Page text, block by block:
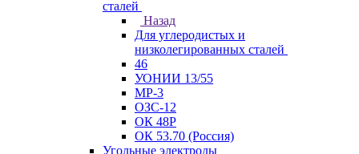
сталей
Назад
Для углеродистых и
низколегированных сталей
46
УОНИИ 13/55
МР-3
ОЗС-12
ОК 48Р
ОК 53.70 (Россия)
Угольные электроды